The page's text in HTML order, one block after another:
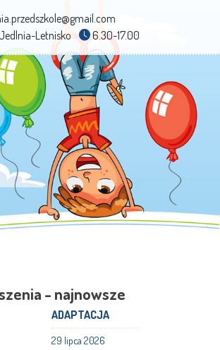
Letnisko
6.30-17.00
- najnowsze
ADAPTACJA
29 lipca 2026